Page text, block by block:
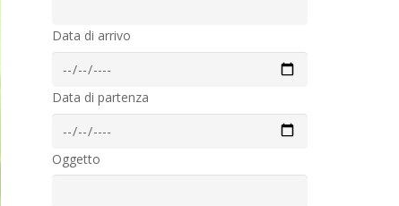
Data di arrivo
Data di partenza
Oggetto